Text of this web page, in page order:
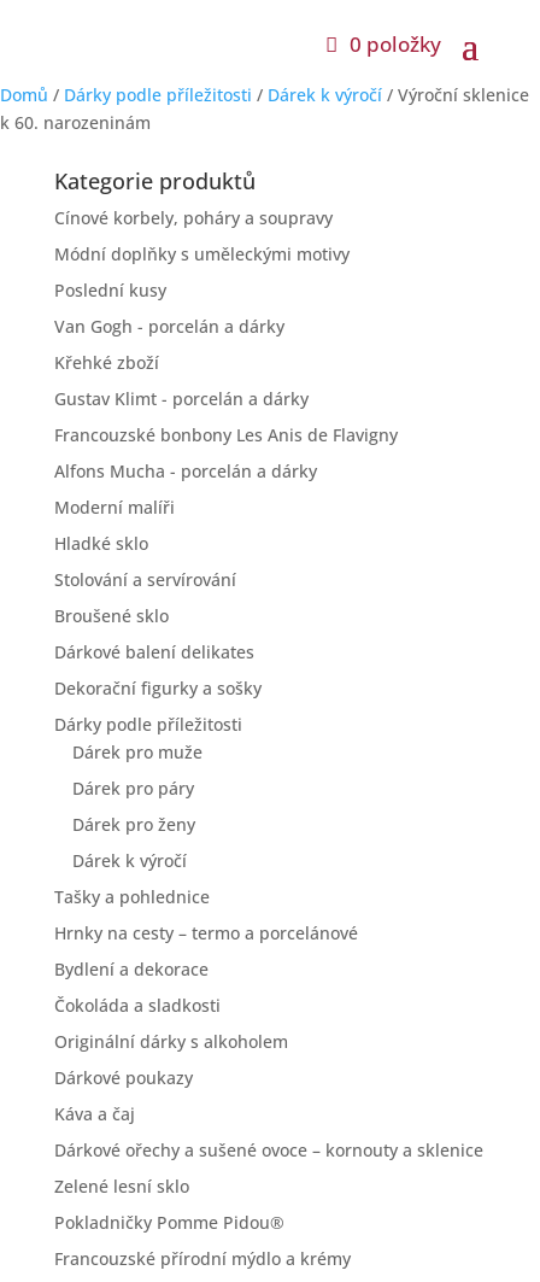
0 položky
Domů / Dárky podle příležitosti / Dárek k výročí / Výroční sklenice
k 60. narozeninám
Kategorie produktů
Cínové korbely, poháry a soupravy
Módní doplňky s uměleckými motivy
Poslední kusy
Van Gogh - porcelán a dárky
Křehké zboží
Gustav Klimt - porcelán a dárky
Francouzské bonbony Les Anis de Flavigny
Alfons Mucha - porcelán a dárky
Moderní malíři
Hladké sklo
Stolování a servírování
Broušené sklo
Dárkové balení delikates
Dekorační figurky a sošky
Dárky podle příležitosti
Dárek pro muže
Dárek pro páry
Dárek pro ženy
Dárek k výročí
Tašky a pohlednice
Hrnky na cesty – termo a porcelánové
Bydlení a dekorace
Čokoláda a sladkosti
Originální dárky s alkoholem
Dárkové poukazy
Káva a čaj
Dárkové ořechy a sušené ovoce – kornouty a sklenice
Zelené lesní sklo
Pokladničky Pomme Pidou®
Francouzské přírodní mýdlo a krémy